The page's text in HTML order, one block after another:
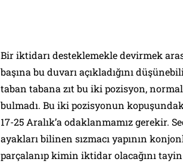
Bir iktidarı desteklemekle devirmek
başına bu duvarı açıkladığını
taban tabana zıt bu iki pozisyon,
bulmadı. Bu iki pozisyonun
17-25 Aralık’a odaklanmamız gerekir.
ayakları bilinen sızmacı yapının
parçalanıp kimin iktidar olacağını